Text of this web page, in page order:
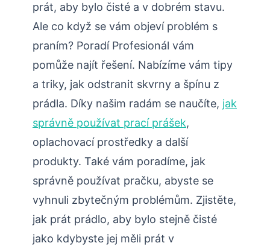
prát, aby bylo čisté a v dobrém stavu.
Ale co když se vám objeví problém s
praním? Poradí Profesionál vám
pomůže najít řešení. Nabízíme vám tipy
a triky, jak odstranit skvrny a špínu z
prádla. Díky našim radám se naučíte, jak
správně používat prací prášek,
oplachovací prostředky a další
produkty. Také vám poradíme, jak
správně používat pračku, abyste se
vyhnuli zbytečným problémům. Zjistěte,
jak prát prádlo, aby bylo stejně čisté
jako kdybyste jej měli prát v